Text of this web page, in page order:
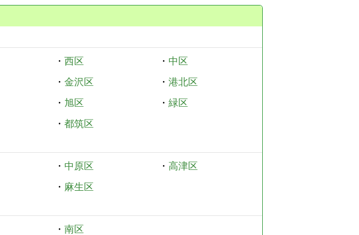
・ 西区 ・ 中区
・ 金沢区 ・ 港北区
・ 旭区 ・ 緑区
・ 都筑区
・ 中原区 ・ 高津区
・ 麻生区
・ 南区